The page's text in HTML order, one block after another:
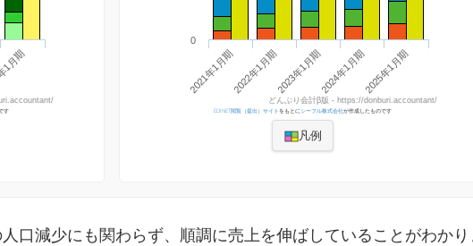
月期
す
2021年1月期2022年1月期2023年1月期2024年1月期2025年1月期
0
どんぶり会計β版 - https://donburi.accountant/
EDINET閲覧（提出）サイト をもとにシーフル株式会社が作成したものです
凡例
口減少にも関わらず、順調に売上を伸ばしていることがわかり